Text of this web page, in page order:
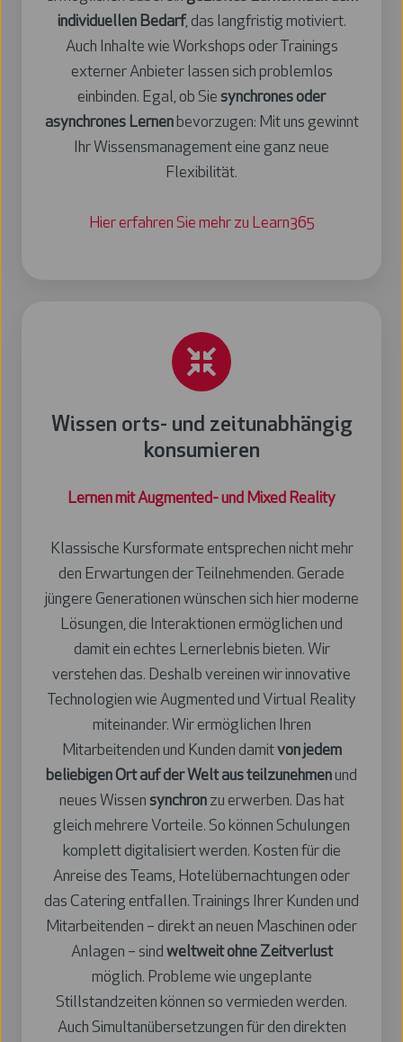
individuellen Bedarf, das langfristig motiviert.
Auch Inhalte wie Workshops oder Trainings
externer Anbieter lassen sich problemlos
einbinden. Egal, ob Sie synchrones oder
asynchrones Lernenbevorzugen: Mit uns gewinnt
Ihr Wissensmanagement eine ganz neue
Flexibilität.
Hier erfahren Sie mehr zu Learn365
Wissen orts- und zeitunabhängig
konsumieren
Lernen mit Augmented- und Mixed Reality
Klassische Kursformate entsprechen nicht mehr
den Erwartungen der Teilnehmenden. Gerade
jüngere Generationen wünschen sich hier moderne
Lösungen, die Interaktionen ermöglichen und
damit ein echtes Lernerlebnis bieten. Wir
verstehen das. Deshalb vereinen wir innovative
Technologien wie Augmented und Virtual Reality
miteinander. Wir ermöglichen Ihren
Mitarbeitenden und Kunden damitvon jedem
beliebigen Ort auf der Welt aus teilzunehmenund
neues Wissen synchronzu erwerben. Das hat
gleich mehrere Vorteile. So können Schulungen
komplett digitalisiert werden. Kosten für die
Anreise des Teams, Hotelübernachtungen oder
das Catering entfallen. Trainings Ihrer Kunden und
Mitarbeitenden – direkt an neuen Maschinen oder
Anlagen – sind weltweit ohne Zeitverlust
möglich. Probleme wie ungeplante
Stillstandzeiten können so vermieden werden.
Auch Simultanübersetzungen für den direkten
orts-
und
zeitunabhängig
konsumieren